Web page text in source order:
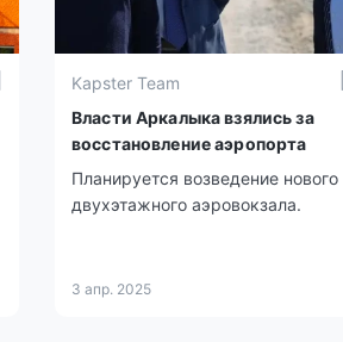
Kapster Team
Власти Аркалыка взялись за
восстановление аэропорта
Планируется возведение нового
двухэтажного аэровокзала.
3 апр. 2025